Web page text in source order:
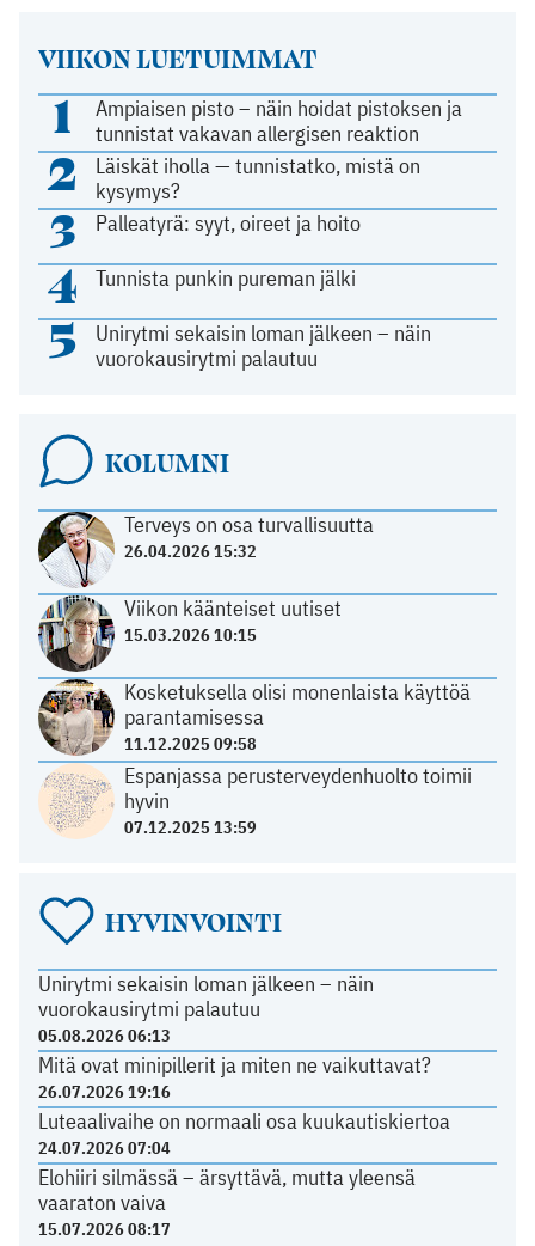
VIIKON LUETUIMMAT
1
Ampiaisen pisto – näin hoidat pistoksen ja
tunnistat vakavan allergisen reaktion
2
Läiskät iholla — tunnistatko, mistä on
kysymys?
3 Palleatyrä: syyt, oireet ja hoito
4 Tunnista punkin pureman jälki
5
Unirytmi sekaisin loman jälkeen – näin
vuorokausirytmi palautuu
KOLUMNI
Terveys on osa turvallisuutta
26.04.2026 15:32
Viikon käänteiset uutiset
15.03.2026 10:15
Kosketuksella olisi monenlaista käyttöä
parantamisessa
11.12.2025 09:58
Espanjassa perusterveydenhuolto toimii
hyvin
07.12.2025 13:59
HYVINVOINTI
Unirytmi sekaisin loman jälkeen – näin
vuorokausirytmi palautuu
05.08.2026 06:13
Mitä ovat minipillerit ja miten ne vaikuttavat?
26.07.2026 19:16
Luteaalivaihe on normaali osa kuukautiskiertoa
24.07.2026 07:04
Elohiiri silmässä – ärsyttävä, mutta yleensä
vaaraton vaiva
15.07.2026 08:17